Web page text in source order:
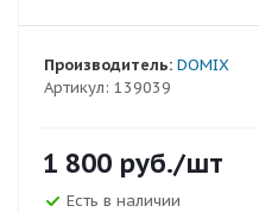
Артикул: 139039
Производитель: DOMIX
1 800 руб./шт
Есть в наличии